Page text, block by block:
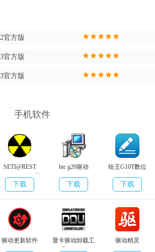
官方版
官方版
官方版
手机软件
SETI@REST
Alpha(GPU使用
率调节软
下载
htc g20驱动
下载
绘王G10T数位
板驱动
v14.8.90.1126官
下载
驱动更新软件
(Driver
显卡驱动卸载工
具(Display
驱动精灵
v9.61.3708.3054